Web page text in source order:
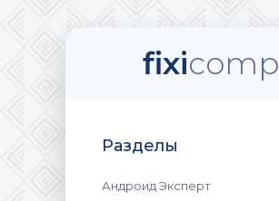
fixicomp
Разделы
Андроид Эксперт